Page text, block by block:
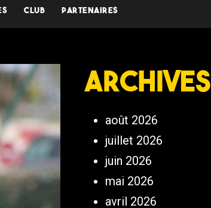
CLUB PARTENAIRES
Archives
août 2026
juillet 2026
juin 2026
mai 2026
avril 2026